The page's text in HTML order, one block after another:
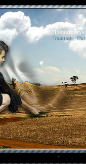
07.08.2026
Главная |